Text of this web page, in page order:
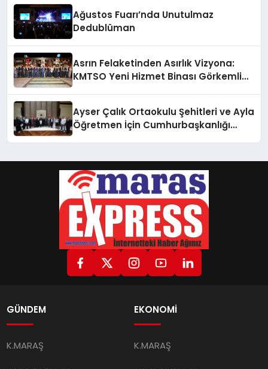
Ağustos Fuarı’nda Unutulmaz
Dedublüman
Asrın Felaketinden Asırlık Vizyona:
KMTSO Yeni Hizmet Binası Görkemli
Ayser Çalık Ortaokulu Şehitleri ve Ayla
Öğretmen İçin Cumhurbaşkanlığı
GÜNDEM
K.MARAŞ
EKONOMİ
K.MARAŞ